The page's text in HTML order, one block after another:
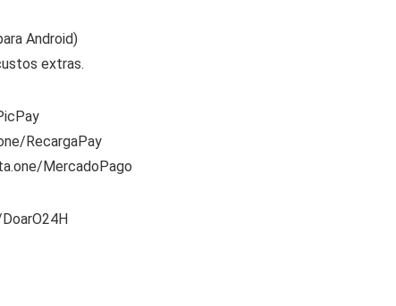
Android)
extras.
RecargaPay
MercadoPago